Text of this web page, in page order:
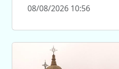
08/08/2026 10:56